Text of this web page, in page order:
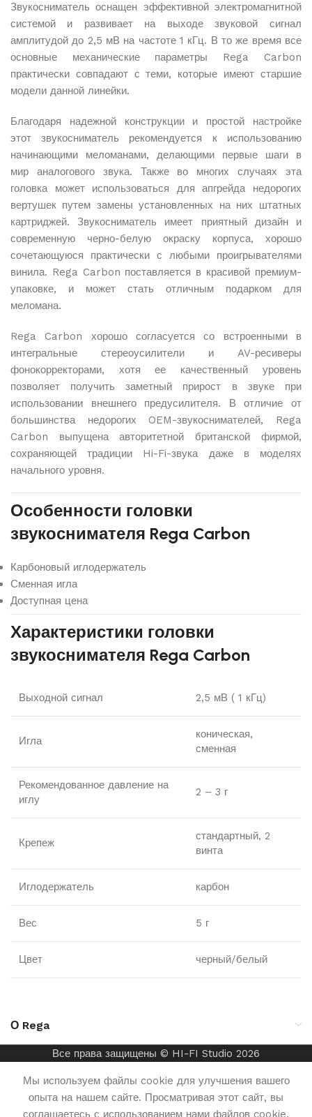
Звукосниматель оснащен эффективной электромагнитной
системой и развивает на выходе звуковой сигнал
амплитудой до 2,5 мВ на частоте 1 кГц. В то же время все
основные механические параметры Rega Carbon
практически совпадают с теми, которые имеют старшие
модели данной линейки.
Благодаря надежной конструкции и простой настройке
этот звукосниматель рекомендуется к использованию
начинающими меломанами, делающими первые шаги в
мир аналогового звука. Также во многих случаях эта
головка может использоваться для апгрейда недорогих
вертушек путем замены установленных на них штатных
картриджей. Звукосниматель имеет приятный дизайн и
современную черно-белую окраску корпуса, хорошо
сочетающуюся практически с любыми проигрывателями
винила. Rega Carbon поставляется в красивой премиум-
упаковке, и может стать отличным подарком для
меломана.
Rega Carbon хорошо согласуется со встроенными в
интегральные стереоусилители и AV-ресиверы
фонокорректорами, хотя ее качественный уровень
позволяет получить заметный прирост в звуке при
использовании внешнего предусилителя. В отличие от
большинства недорогих OEM-звукоснимателей, Rega
Carbon выпущена авторитетной британской фирмой,
сохраняющей традиции Hi-Fi-звука даже в моделях
начального уровня.
Особенности головки
звукоснимателя Rega Carbon
Карбоновый иглодержатель
Сменная игла
Доступная цена
Характеристики головки
звукоснимателя Rega Carbon
Выходной сигнал 2,5 мВ ( 1 кГц)
Игла
коническая,
сменная
Рекомендованное давление на
иглу
2 – 3 г
Крепеж
стандартный, 2
винта
Иглодержатель карбон
Вес 5 г
Цвет черный/белый
О Rega
Все права защищены © HI-FI Studio 2026
Мы используем файлы cookie для улучшения вашего
опыта на нашем сайте. Просматривая этот сайт, вы
соглашаетесь с использованием нами файлов cookie.
Rega
₸45
Доступно